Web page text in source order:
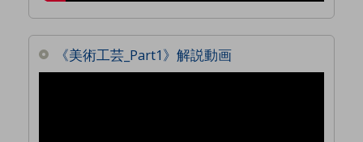
《美術工芸_Part1》解説動画